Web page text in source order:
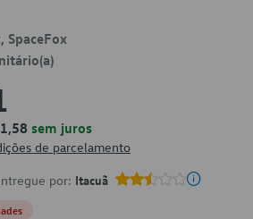
SpaceFox
sem juros
de parcelamento
por: Itacuã